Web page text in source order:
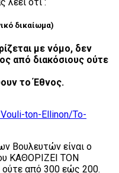
δικαίωμα)
με νόμο, δεν
από διακόσιους ούτε
το Έθνος.
ton-Ellinon/To-
Βουλευτών είναι ο
ΚΑΘΟΡΙΖΕΙ ΤΟΝ
από 300 εώς 200.